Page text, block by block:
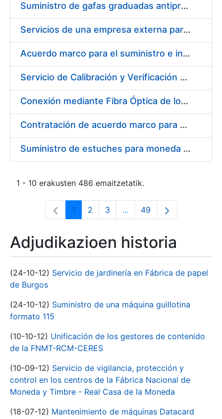
Suministro de gafas graduadas antiproyecciones para los trabajadores de la FNMT-RCM en los centros de trabajo de Madrid y Burgos
Servicios de una empresa externa para el asesoramiento y resolución de los recursos de alzada que se presentan relacionados con procesos de selección para la FNMT-RCM
Acuerdo marco para el suministro e instalación de persianas, estores y otros complementos
Servicio de Calibración y Verificación Externa de los Equipos de Medición del Servicio de Prevención de la FNMT-RCM
Conexión mediante Fibra Óptica de los Centros de Proceso de Datos (CPDs) de las sedes de la FNMT-RCM de Burgos y Madrid
Contratación de acuerdo marco para el Suministro de Material de Electricidad para la Fábrica Nacional de Moneda y Timbre-Real Casa de la Moneda en su centro de trabajo de Burgos
Suministro de estuches para moneda de 30 €
1 - 10 erakusten 486 emaitzetatik.
Orrialdea
1 Orrialdea
2 Orrialdea
3 ...Intermediate Pages Use
Orrialdea
49
Adjudikazioen historia
(24-10-12) Servicio de jardinería en Fábrica de papel
de Burgos
(24-10-12) Suministro de una máquina guillotina
formato 115
(10-10-12) Unificación de los gestores de contenido
de la FNMT-RCM-CERES
(10-09-12) Servicio de vigilancia, protección y
control en los centros de la Fábrica Nacional de
Moneda y Timbre - Real Casa de la Moneda
(18-07-12) Mantenimiento de máquinas Datacard